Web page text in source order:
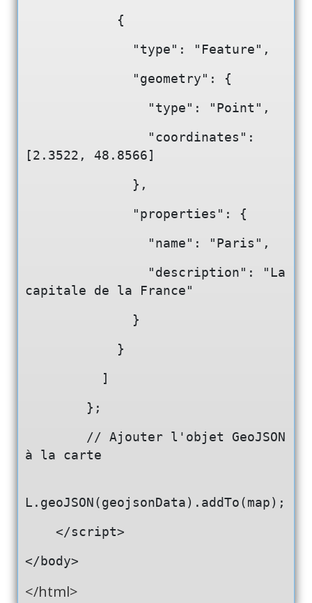
{
"type": "Feature",
"geometry": {
"type": "Point",
"coordinates":
[2.3522, 48.8566]
},
"properties": {
"name": "Paris",
"description": "La
capitale de la France"
}
}
]
};
// Ajouter l'objet GeoJSON
à la carte
L.geoJSON(geojsonData).addTo(map);
</script>
</body>
</html>